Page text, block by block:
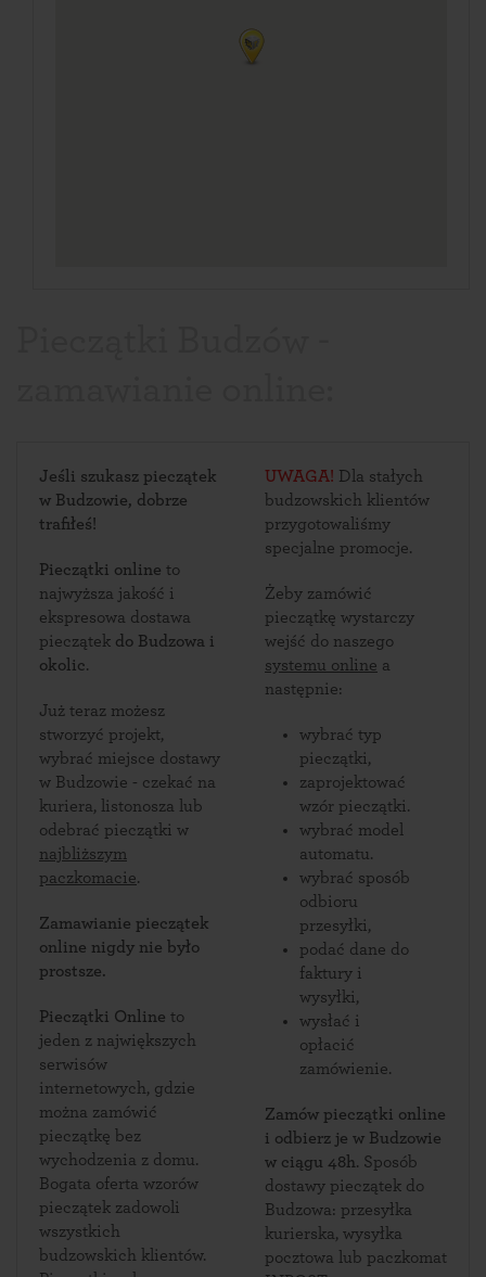
Jeśli szukasz pieczątek
w Budzowie, dobrze
trafiłeś!
Pieczątki online to
najwyższa jakość i
ekspresowa dostawa
pieczątek do Budzowa i
okolic.
Już teraz możesz
stworzyć projekt,
wybrać miejsce dostawy
w Budzowie - czekać na
kuriera, listonosza lub
odebrać pieczątki w
najbliższym
paczkomacie.
Zamawianie pieczątek
online nigdy nie było
prostsze.
Pieczątki Online to
jeden z największych
serwisów
internetowych, gdzie
można zamówić
pieczątkę bez
wychodzenia z domu.
Bogata oferta wzorów
pieczątek zadowoli
wszystkich
budzowskich klientów.
UWAGA! Dla stałych
budzowskich klientów
przygotowaliśmy
specjalne promocje.
Żeby zamówić
pieczątkę wystarczy
wejść do naszego
systemu online a
następnie:
wybrać typ
pieczątki,
zaprojektować
wzór pieczątki.
wybrać model
automatu.
wybrać sposób
odbioru
przesyłki,
podać dane do
faktury i
wysyłki,
wysłać i
opłacić
zamówienie.
Zamów pieczątki online
i odbierz je w Budzowie
w ciągu 48h. Sposób
dostawy pieczątek do
Budzowa: przesyłka
kurierska, wysyłka
pocztowa lub paczkomat